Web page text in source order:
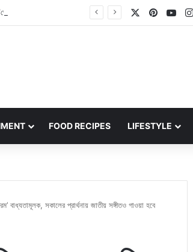
Pinterest
FOOD RECIPES LIFESTYLE
সকালের প্রার্থনায় জাতীয় সঙ্গীতও গাওয়া হবে